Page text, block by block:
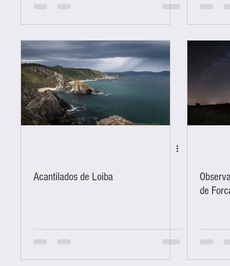
Acantilados de Loiba
de